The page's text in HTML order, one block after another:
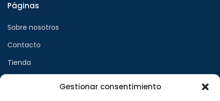
Gestionar consentimiento
Páginas
Sobre nosotros
Contacto
Tienda